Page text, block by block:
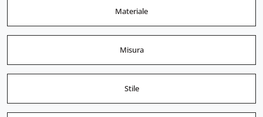
Materiale
Misura
Stile